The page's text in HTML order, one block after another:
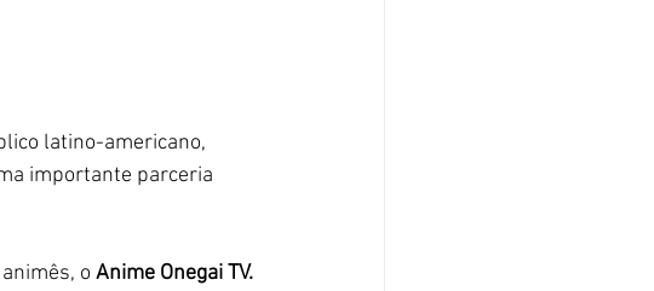
latino-americano,
importante parceria
o Anime Onegai TV.